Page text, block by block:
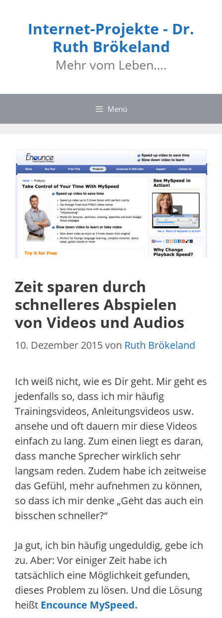
Internet-Projekte - Dr.
Ruth Brökeland
Mehr vom Leben….
Menü
Zeit sparen durch
schnelleres Abspielen
von Videos und Audios
10. Dezember 2015von Ruth Brökeland
Ich weiß nicht, wie es Dir geht. Mir geht es
jedenfalls so, dass ich mir häufig
Trainingsvideos, Anleitungsvideos usw.
ansehe und oft dauern mir diese Videos
einfach zu lang. Zum einen liegt es daran,
dass manche Sprecher wirklich sehr
langsam reden. Zudem habe ich zeitweise
das Gefühl, mehr aufnehmen zu können,
so dass ich mir denke „Geht das auch ein
bisschen schneller?“
Ja gut, ich bin häufig ungeduldig, gebe ich
zu. Aber: Vor einiger Zeit habe ich
tatsächlich eine Möglichkeit gefunden,
dieses Problem zu lösen. Und die Lösung
heißt Encounce MySpeed.